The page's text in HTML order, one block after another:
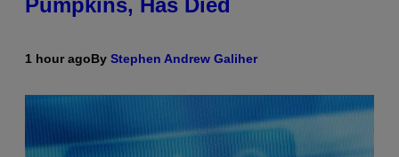
Pumpkins, Has Died
1 hour agoBy Stephen Andrew Galiher